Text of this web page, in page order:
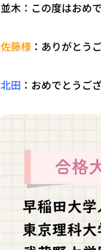
並木：この度はおめ
佐藤様：ありがとう
北田 ：おめでとうご